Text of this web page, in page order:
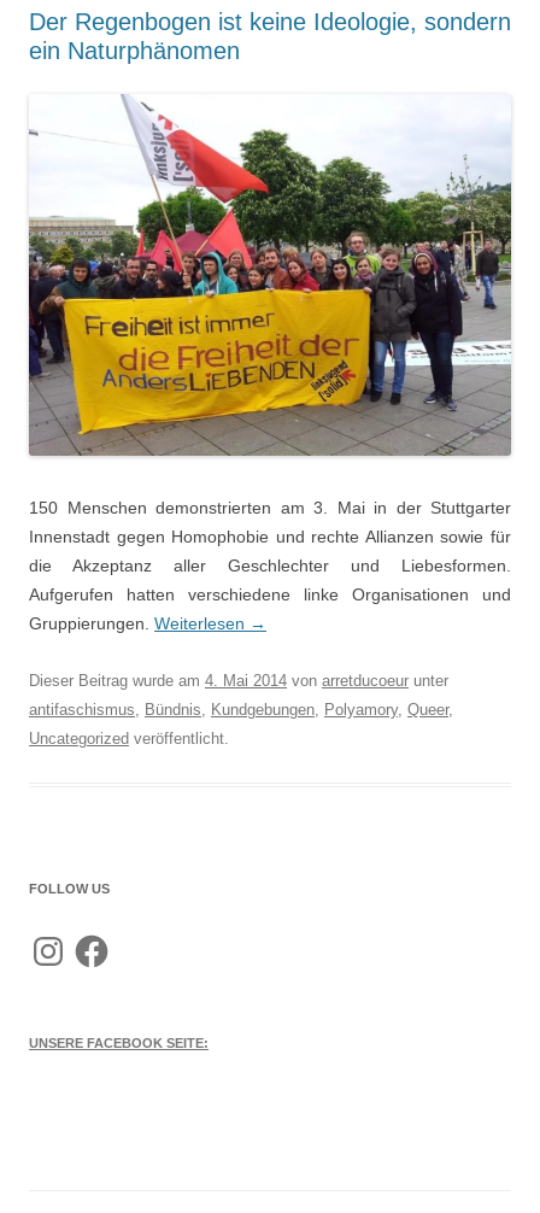
Der Regenbogen ist keine Ideologie, sondern
ein Naturphänomen
150 Menschen demonstrierten am 3. Mai in der Stuttgarter
Innenstadt gegen Homophobie und rechte Allianzen sowie für
die Akzeptanz aller Geschlechter und Liebesformen.
Aufgerufen hatten verschiedene linke Organisationen und
Gruppierungen. Weiterlesen →
Dieser Beitrag wurde am 4. Mai 2014 von arretducoeur unter
antifaschismus
Bündnis Kundgebungen Polyamory, Queer,
Uncategorized veröffentlicht.
FOLLOW US
InstagramFacebook
UNSERE FACEBOOK SEITE: